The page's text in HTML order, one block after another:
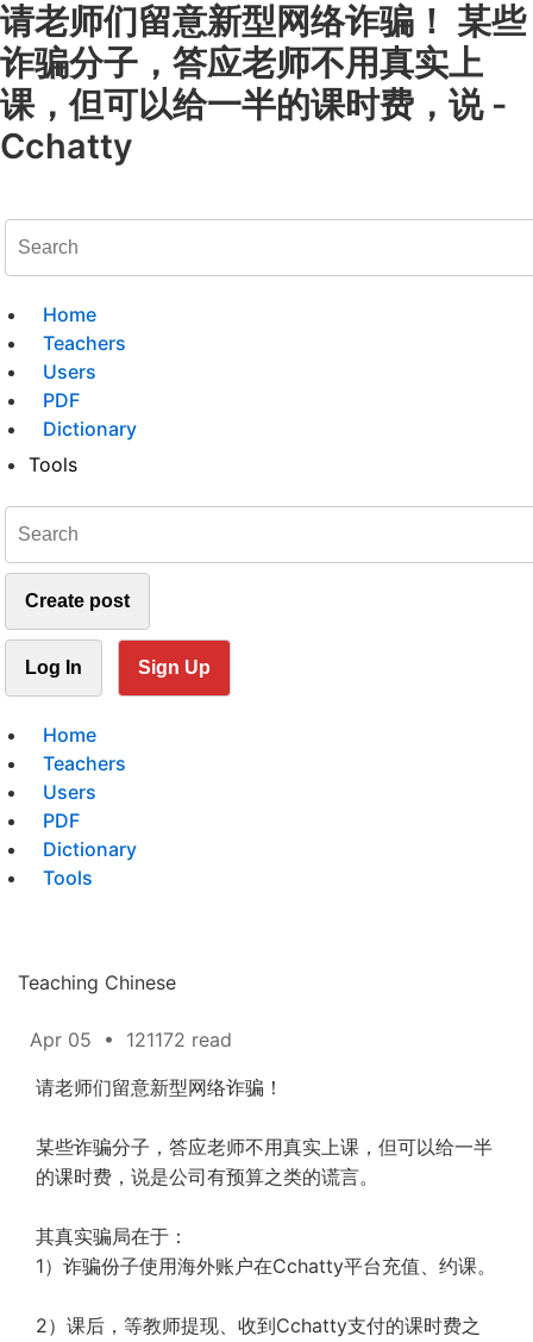
请老师们留意新型网络诈骗！ 某些
诈骗分子，答应老师不用真实上
课，但可以给一半的课时费，说 -
Cchatty
Home
Teachers
Users
PDF
Dictionary
Tools
Create post
Log In Sign Up
Home
Teachers
Users
PDF
Dictionary
Tools
Teaching Chinese
Apr 05 •
121172 read
请老师们留意新型网络诈骗！
某些诈骗分子，答应老师不用真实上课，但可以给一半
的课时费，说是公司有预算之类的谎言。
其真实骗局在于：
1）诈骗份子使用海外账户在Cchatty平台充值、约课。
2）课后，等教师提现、收到Cchatty支付的课时费之